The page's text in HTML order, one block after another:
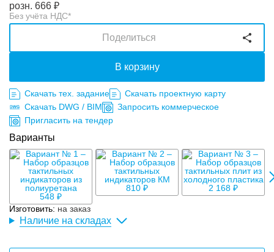
розн. 666 ₽
Без учёта НДС*
Изготовить: на заказ
В корзину
Поделиться
Скачать тех. задание
Скачать проектную карту
Скачать DWG / BIM
Запросить коммерческое
Пригласить на тендер
Варианты
548 ₽
810 ₽ 2 168 ₽
Наличие на складах